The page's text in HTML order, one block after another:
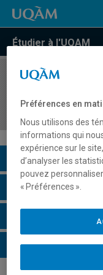
Étudier à l'UQAM
COURS//
médium
Description du
Horaire - Été 2026
Horaire - Automne
Horaire - Hiver
Préférences en
Nous utilisons des
informations qui
expérience sur le
d’analyser les
pouvez
« Préférences ».